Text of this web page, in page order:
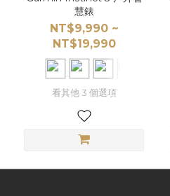
慧錶
NT$9,990 ~
NT$19,990
看其他 3 個選項